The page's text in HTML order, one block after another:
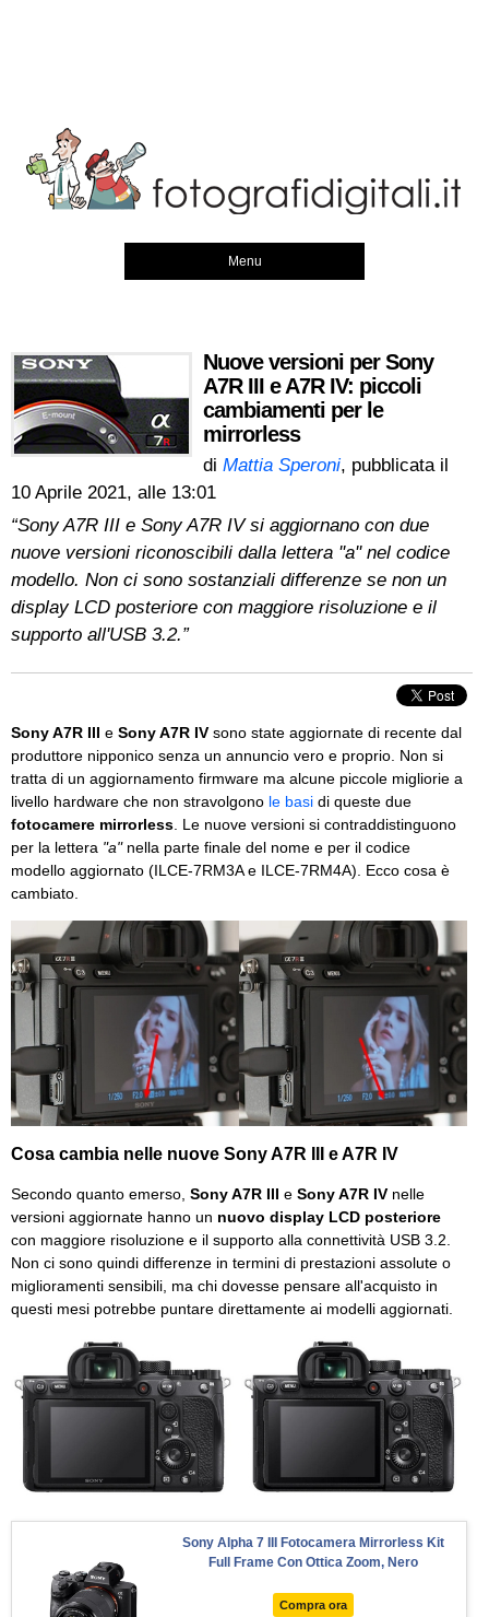
Menu
Nuove versioni per Sony
A7R III e A7R IV: piccoli
cambiamenti per le
mirrorless
di Mattia Speroni, pubblicata il
10 Aprile 2021, alle 13:01
“Sony A7R III e Sony A7R IV si aggiornano con due
nuove versioni riconoscibili dalla lettera ''a'' nel codice
modello. Non ci sono sostanziali differenze se non un
display LCD posteriore con maggiore risoluzione e il
supporto all'USB 3.2.”
Sony A7R III e Sony A7R IV sono state aggiornate di recente dal
produttore nipponico senza un annuncio vero e proprio. Non si
tratta di un aggiornamento firmware ma alcune piccole migliorie a
livello hardware che non stravolgono le basi di queste due
fotocamere mirrorless . Le nuove versioni si contraddistinguono
per la lettera "a"nella parte finale del nome e per il codice
modello aggiornato (ILCE-7RM3A e ILCE-7RM4A). Ecco cosa è
cambiato.
Cosa cambia nelle nuove Sony A7R III e A7R IV
Secondo quanto emerso, Sony A7R III e Sony A7R IV nelle
versioni aggiornate hanno un nuovo display LCD posteriore
con maggiore risoluzione e il supporto alla connettività USB 3.2.
Non ci sono quindi differenze in termini di prestazioni assolute o
miglioramenti sensibili, ma chi dovesse pensare all'acquisto in
questi mesi potrebbe puntare direttamente ai modelli aggiornati.
Sony Alpha 7 III Fotocamera Mirrorless Kit
Full Frame Con Ottica Zoom, Nero
Compra ora